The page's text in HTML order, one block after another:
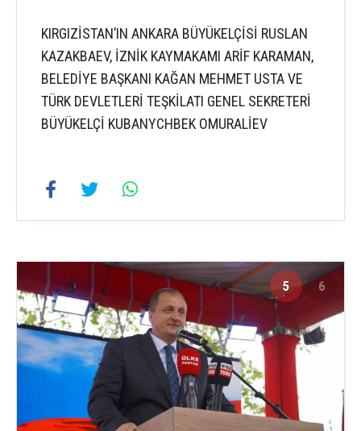
KIRGIZİSTAN’IN ANKARA BÜYÜKELÇİSİ RUSLAN
KAZAKBAEV, İZNİK KAYMAKAMI ARİF KARAMAN,
BELEDİYE BAŞKANI KAĞAN MEHMET USTA VE
TÜRK DEVLETLERİ TEŞKİLATI GENEL SEKRETERİ
BÜYÜKELÇİ KUBANYCHBEK OMURALİEV
5 6